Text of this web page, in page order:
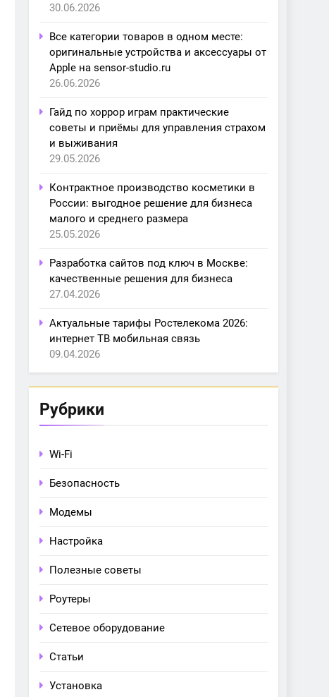
30.06.2026
Все категории товаров в одном месте:
оригинальные устройства и аксессуары от
Apple на sensor-studio.ru
26.06.2026
Гайд по хоррор играм практические
советы и приёмы для управления страхом
и выживания
29.05.2026
Контрактное производство косметики в
России: выгодное решение для бизнеса
малого и среднего размера
25.05.2026
Разработка сайтов под ключ в Москве:
качественные решения для бизнеса
27.04.2026
Актуальные тарифы Ростелекома 2026:
интернет ТВ мобильная связь
09.04.2026
Рубрики
Wi-Fi
Безопасность
Модемы
Настройка
Полезные советы
Роутеры
Сетевое оборудование
Статьи
Установка